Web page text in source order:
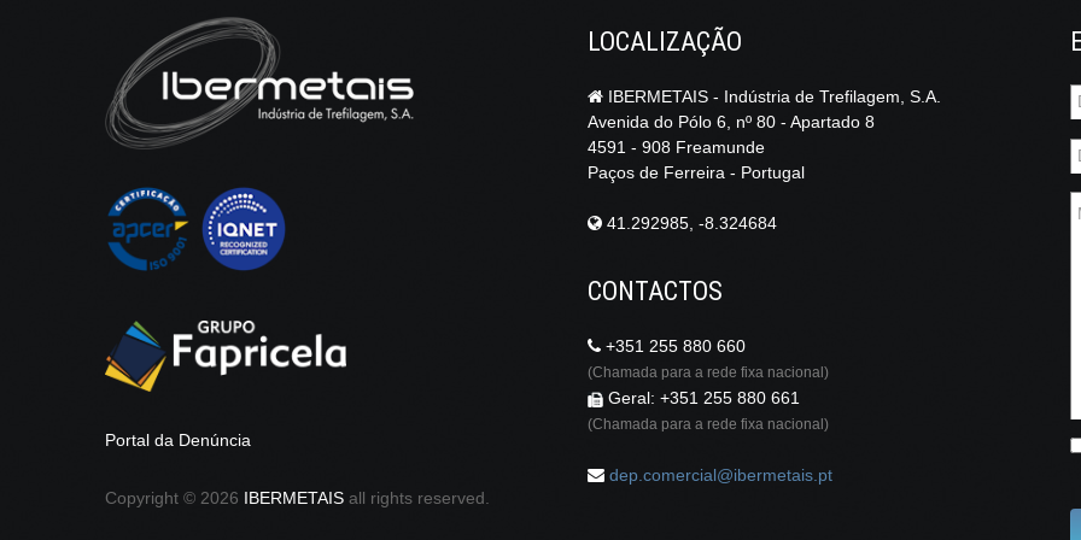
Portal da Denúncia
Copyright © 2026 IBERMETAIS all rights reserved.
LOCALIZAÇÃO
IBERMETAIS - Indústria de Trefilagem, S.A.
Avenida do Pólo 6, nº 80 - Apartado 8
4591 - 908 Freamunde
Paços de Ferreira - Portugal
41.292985, -8.324684
CONTACTOS
+351 255 880 660
(Chamada para a rede fixa nacional)
Geral: +351 255 880 661
(Chamada para a rede fixa nacional)
dep.comercial@ibermetais.pt